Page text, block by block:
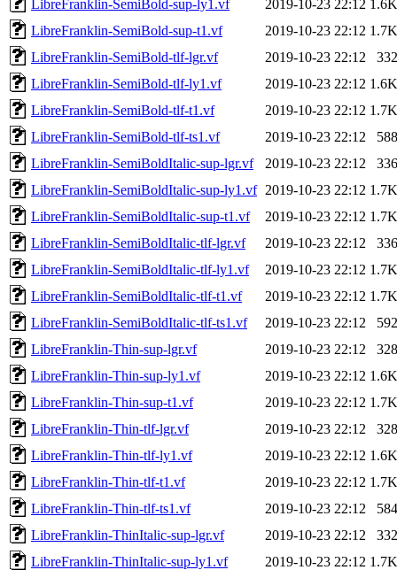
LibreFranklin-SemiBold-sup-ly1.vf
2019-10-23 22:12 1.6K
LibreFranklin-SemiBold-sup-t1.vf
2019-10-23 22:12 1.7K
LibreFranklin-SemiBold-tlf-lgr.vf
2019-10-23 22:12
332
LibreFranklin-SemiBold-tlf-ly1.vf
2019-10-23 22:12 1.6K
LibreFranklin-SemiBold-tlf-t1.vf
2019-10-23 22:12 1.7K
LibreFranklin-SemiBold-tlf-ts1.vf
2019-10-23 22:12
588
LibreFranklin-SemiBoldItalic-sup-lgr.vf
2019-10-23 22:12
336
LibreFranklin-SemiBoldItalic-sup-ly1.vf 2019-10-23 22:12 1.7K
LibreFranklin-SemiBoldItalic-sup-t1.vf
2019-10-23 22:12 1.7K
LibreFranklin-SemiBoldItalic-tlf-lgr.vf
2019-10-23 22:12
336
LibreFranklin-SemiBoldItalic-tlf-ly1.vf
2019-10-23 22:12 1.7K
LibreFranklin-SemiBoldItalic-tlf-t1.vf
2019-10-23 22:12 1.7K
LibreFranklin-SemiBoldItalic-tlf-ts1.vf
2019-10-23 22:12
592
LibreFranklin-Thin-sup-lgr.vf
2019-10-23 22:12
328
LibreFranklin-Thin-sup-ly1.vf
2019-10-23 22:12 1.6K
LibreFranklin-Thin-sup-t1.vf
2019-10-23 22:12 1.7K
LibreFranklin-Thin-tlf-lgr.vf
2019-10-23 22:12
328
LibreFranklin-Thin-tlf-ly1.vf
2019-10-23 22:12 1.6K
LibreFranklin-Thin-tlf-t1.vf
2019-10-23 22:12 1.7K
LibreFranklin-Thin-tlf-ts1.vf
2019-10-23 22:12
584
LibreFranklin-ThinItalic-sup-lgr.vf
2019-10-23 22:12
332
LibreFranklin-ThinItalic-sup-ly1.vf
2019-10-23 22:12 1.7K